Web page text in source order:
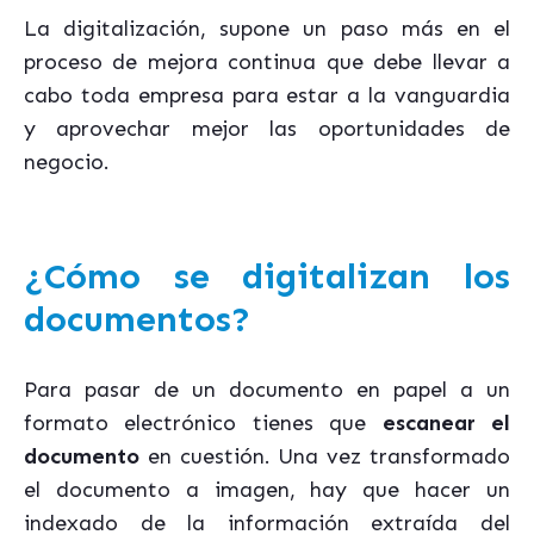
La digitalización, supone un paso más en el
proceso de mejora continua que debe llevar a
cabo toda empresa para estar a la vanguardia
y aprovechar mejor las oportunidades de
negocio.
¿Cómo se digitalizan los
documentos?
Para pasar de un documento en papel a un
formato electrónico tienes que escanear el
documento en cuestión. Una vez transformado
el documento a imagen, hay que hacer un
indexado de la información extraída del